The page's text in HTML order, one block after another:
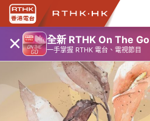
× 全新 RTHK On The Go
一手掌握 RTHK 電台、電視節目